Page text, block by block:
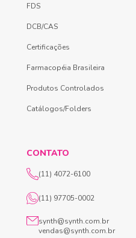
FDS
DCB/CAS
Certificações
Farmacopéia Brasileira
Produtos Controlados
Catálogos/Folders
CONTATO
(11) 4072-6100
(11) 97705-0002
synth@synth.com.br
vendas@synth.com.br